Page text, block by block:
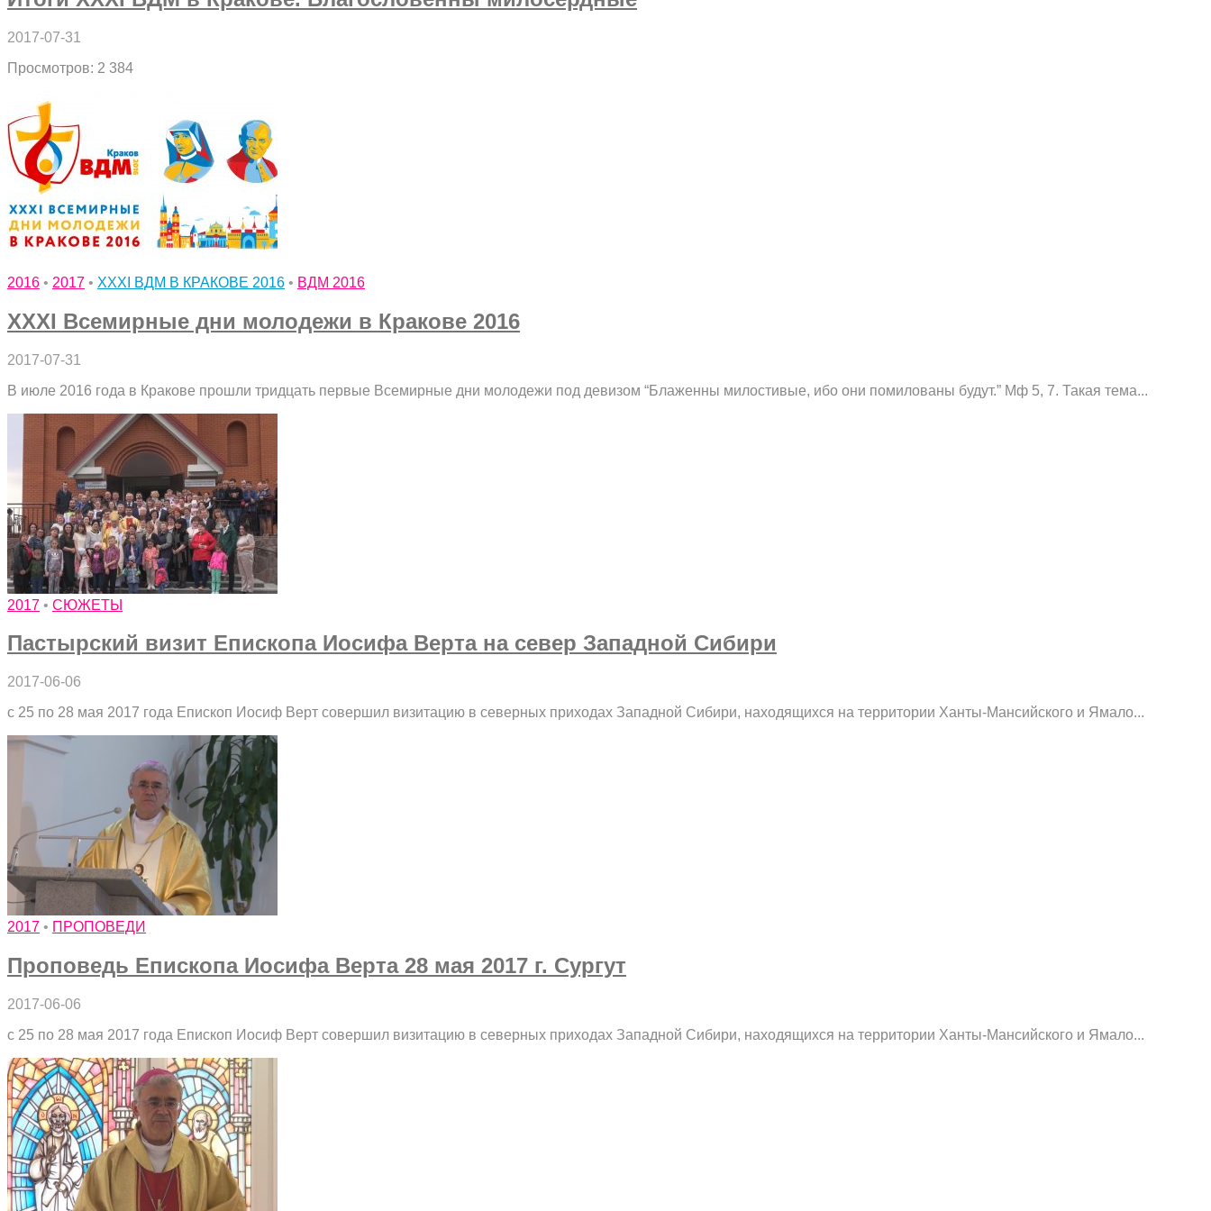
2017-07-31
Просмотров: 2 384
2016 • 2017 • XXXI ВДМ В КРАКОВЕ 2016 • ВДМ 2016
XXXI Всемирные дни молодежи в Кракове 2016
2017-07-31
В июле 2016 года в Кракове прошли тридцать первые Всемирные дни молодежи под девизом “Блаженны милостивые, ибо они помилованы будут.” Мф 5, 7. Такая тема...
2017 • СЮЖЕТЫ
Пастырский визит Епископа Иосифа Верта на север Западной Сибири
2017-06-06
с 25 по 28 мая 2017 года Епископ Иосиф Верт совершил визитацию в северных приходах Западной Сибири, находящихся на территории Ханты-Мансийского и Ямало...
2017 • ПРОПОВЕДИ
Проповедь Епископа Иосифа Верта 28 мая 2017 г. Сургут
2017-06-06
с 25 по 28 мая 2017 года Епископ Иосиф Верт совершил визитацию в северных приходах Западной Сибири, находящихся на территории Ханты-Мансийского и Ямало...